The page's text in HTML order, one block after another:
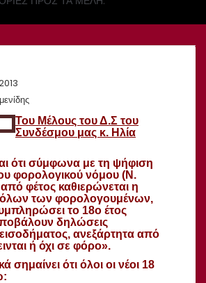
Του Μέλους του Δ.Σ του
Συνδέσμου μας κ. Ηλία
ότι σύμφωνα με τη ψήφιση
φορολογικού νόμου (Ν.
φέτος καθιερώνεται η
των φορολογουμένων,
το 18ο έτος
δηλώσεις
ανεξάρτητα από
ή όχι σε φόρο».
σημαίνει ότι όλοι οι νέοι 18